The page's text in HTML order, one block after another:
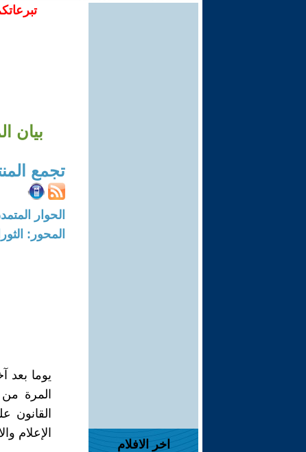
اخر الافلام
بيان
تجمع
الحوار المتمدن-العدد:
المحور:
يوما بعد
المرة
القانون
الإعلام